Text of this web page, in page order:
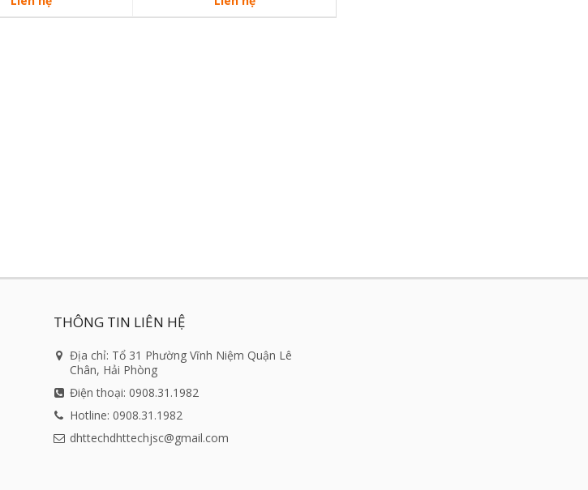
THÔNG TIN LIÊN HỆ
Địa chỉ: Tổ 31 Phường Vĩnh Niệm Quận Lê
Chân, Hải Phòng
Điện thoại: 0908.31.1982
Hotline: 0908.31.1982
dhttechdhttechjsc@gmail.com